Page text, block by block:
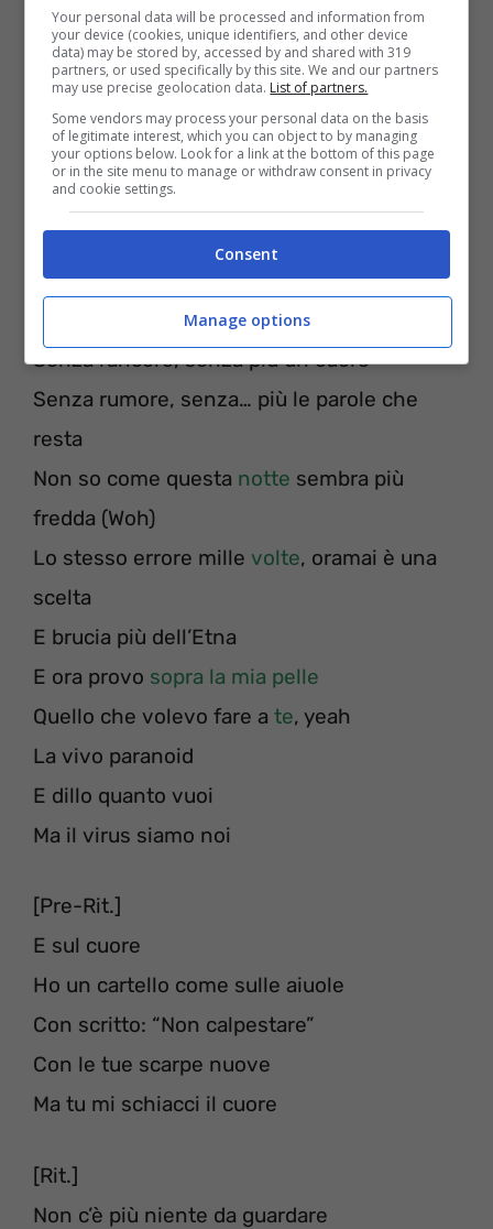
[Post-Ritornello: Nina Zilli]
Mmh, anche senza di te, yeah
Strofa: Nitro,Insieme]
Senza rancore, senza più un cuore
Senza rumore, senza… più le parole che
resta
Non so come questa notte sembra più
fredda (Woh)
Lo stesso errore mille volte, oramai è una
scelta
E brucia più dell’Etna
E ora provo sopra la mia pelle
Quello che volevo fare a te, yeah
La vivo paranoid
E dillo quanto vuoi
Ma il virus siamo noi
[Pre-Rit.]
E sul cuore
Ho un cartello come sulle aiuole
Con scritto: “Non calpestare”
Con le tue scarpe nuove
Ma tu mi schiacci il cuore
[Rit.]
Non c’è più niente da guardare
Your personal data will be processed and information from
your device (cookies, unique identifiers, and other device
data) may be stored by, accessed by and shared with 319
partners, or used specifically by this site. We and our partners
may use precise geolocation data. List of partners.
Some vendors may process your personal data on the basis
of legitimate interest, which you can object to by managing
your options below. Look for a link at the bottom of this page
or in the site menu to manage or withdraw consent in privacy
and cookie settings.
Consent
Manage options